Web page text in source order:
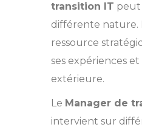
transition IT peut
différente nature.
ressource
ses expériences
extérieure.
Le Manager de
intervient sur